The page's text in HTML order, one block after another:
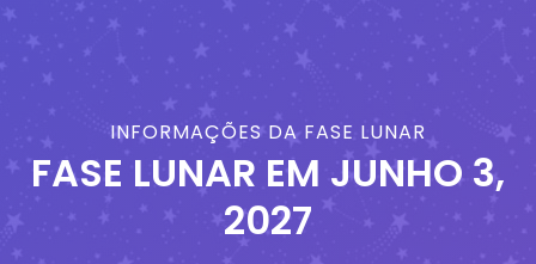
INFORMAÇÕES DA FASE LUNAR
FASE LUNAR EM JUNHO 3,
2027